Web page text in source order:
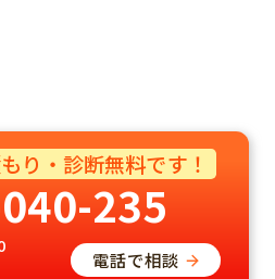
り・診断無料です！
235
電話で相談